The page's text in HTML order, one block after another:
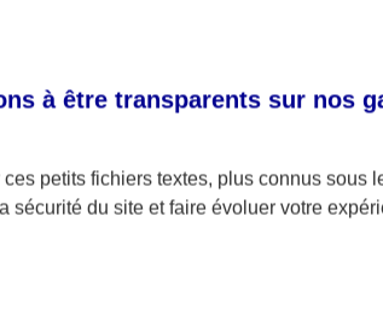
à être transparents sur nos
petits fichiers textes, plus connus sous
sécurité du site et faire évoluer votre